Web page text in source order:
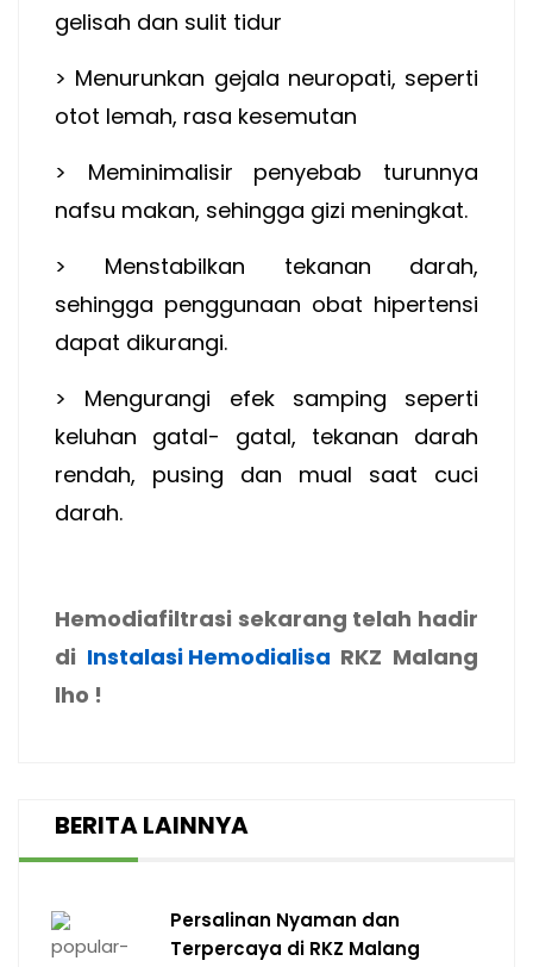
gelisah dan sulit tidur
> Menurunkan gejala neuropati, seperti
otot lemah, rasa kesemutan
> Meminimalisir penyebab turunnya
nafsu makan, sehingga gizi meningkat.
> Menstabilkan tekanan darah,
sehingga penggunaan obat hipertensi
dapat dikurangi.
> Mengurangi efek samping seperti
keluhan gatal- gatal, tekanan darah
rendah, pusing dan mual saat cuci
darah.
Hemodiafiltrasi sekarang telah hadir
di Instalasi Hemodialisa RKZ Malang
lho !
BERITA LAINNYA
Persalinan Nyaman dan
Terpercaya di RKZ Malang